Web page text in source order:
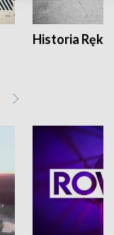
Historia Ręką